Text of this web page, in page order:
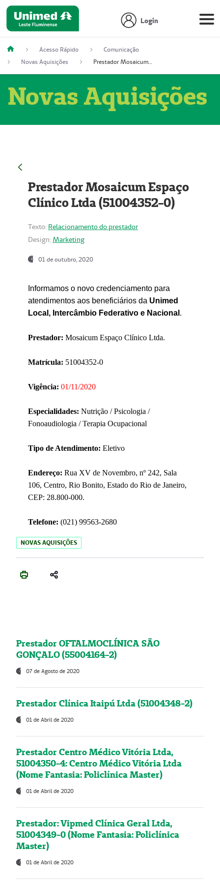
Login
Acesso Rápido
Comunicação
Novas Aquisições
Prestador Mosaicum Espaço Clínico Ltda (51004352-0)
Novas Aquisições
Prestador Mosaicum Espaço
Clínico Ltda (51004352-0)
Texto: Relacionamento do prestador
Design: Marketing
01 de outubro, 2020
Informamos o novo credenciamento para
atendimentos aos beneficiários da Unimed
Local, Intercâmbio Federativo e Nacional .
Prestador: Mosaicum Espaço Clínico Ltda.
Matrícula: 51004352-0
Vigência: 01/11/2020
Especialidades: Nutrição / Psicologia /
Fonoaudiologia / Terapia Ocupacional
Tipo de Atendimento: Eletivo
Endereço: Rua XV de Novembro, nº 242, Sala
106, Centro, Rio Bonito, Estado do Rio de Janeiro,
CEP: 28.800-000.
Telefone: (021) 99563-2680
NOVAS AQUISIÇÕES
Prestador OFTALMOCLÍNICA SÃO
GONÇALO (55004164-2)
07 de Agosto de 2020
Prestador Clínica Itaipú Ltda (51004348-2)
01 de Abril de 2020
Prestador Centro Médico Vitória Ltda,
51004350-4: Centro Médico Vitória Ltda
(Nome Fantasia: Policlínica Master)
01 de Abril de 2020
Prestador: Vipmed Clínica Geral Ltda,
51004349-0 (Nome Fantasia: Policlínica
Master)
01 de Abril de 2020